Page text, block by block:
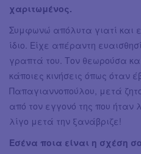
χαριτωμένος.
Συμφωνώ απόλυτα γιατί και
ίδιο. Είχε απέραντη
γραπτά του. Τον θεωρούσα
κάποιες κινήσεις όπως όταν
Παπαγιαννοπούλου, μετά
από τον εγγονό της που ήταν
λίγο μετά την ξανάβριζε!
Εσένα ποια είναι η σχέση